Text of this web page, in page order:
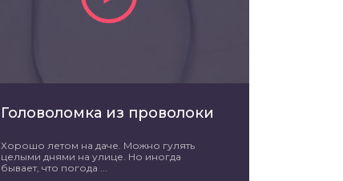
Головоломка из проволоки
Хорошо летом на даче. Можно гулять
целыми днями на улице. Но иногда
бывает, что погода ...